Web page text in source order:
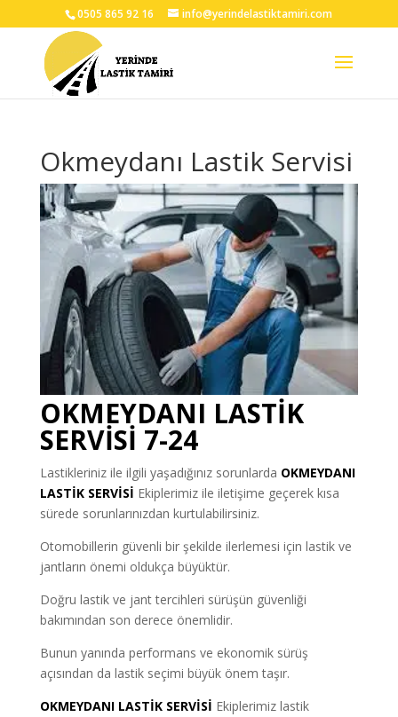
0505 865 92 16 info@yerindelastiktamiri.com
Okmeydanı Lastik Servisi
OKMEYDANI LASTİK
SERVİSİ 7-24
Lastikleriniz ile ilgili yaşadığınız sorunlarda OKMEYDANI
LASTİK SERVİSİ Ekiplerimiz ile iletişime geçerek kısa
sürede sorunlarınızdan kurtulabilirsiniz.
Otomobillerin güvenli bir şekilde ilerlemesi için lastik ve
jantların önemi oldukça büyüktür.
Doğru lastik ve jant tercihleri sürüşün güvenliği
bakımından son derece önemlidir.
Bunun yanında performans ve ekonomik sürüş
açısından da lastik seçimi büyük önem taşır.
OKMEYDANI LASTİK SERVİSİ Ekiplerimiz lastik